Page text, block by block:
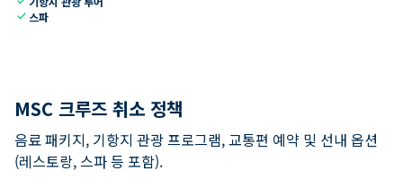
check 스파
MSC 크루즈 취소 정책
음료 패키지, 기항지 관광 프로그램, 교통편 예약 및 선내 옵션
(레스토랑, 스파 등 포함).